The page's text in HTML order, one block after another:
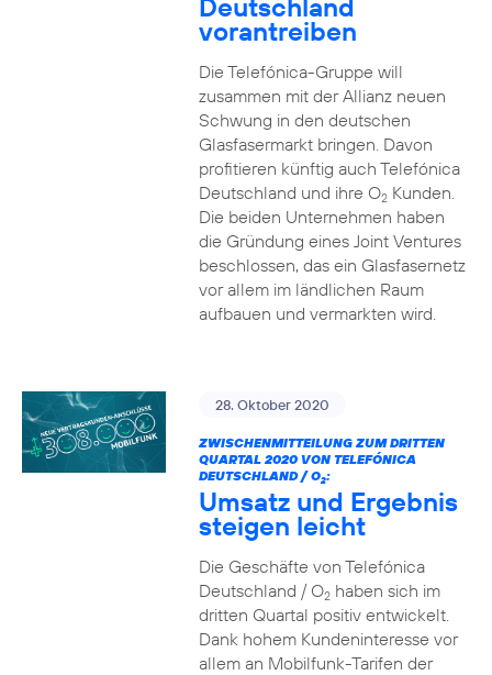
Deutschland
vorantreiben
Die Telefónica-Gruppe will
zusammen mit der Allianz neuen
Schwung in den deutschen
Glasfasermarkt bringen. Davon
profitieren künftig auch Telefónica
Deutschland und ihre O2Kunden.
Die beiden Unternehmen haben
die Gründung eines Joint Ventures
beschlossen, das ein Glasfasernetz
vor allem im ländlichen Raum
aufbauen und vermarkten wird.
28. Oktober 2020
ZWISCHENMITTEILUNG ZUM DRITTEN
QUARTAL 2020 VON TELEFÓNICA
DEUTSCHLAND / O2:
Umsatz und Ergebnis
steigen leicht
Die Geschäfte von Telefónica
Deutschland / O2haben sich im
dritten Quartal positiv entwickelt.
Dank hohem Kundeninteresse vor
allem an Mobilfunk-Tarifen der